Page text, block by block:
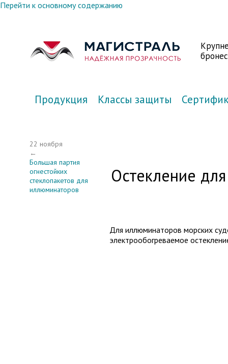
Перейти к основному содержанию
Продукция Классы защиты
22 ноября
←
Большая партия
огнестойких
стеклопакетов для
иллюминаторов
Остекление
Для иллюминаторов морских
электрообогреваемое